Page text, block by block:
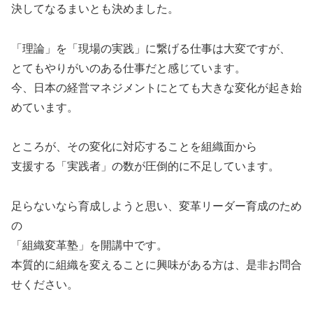
決してなるまいとも決めました。
「理論」を「現場の実践」に繋げる仕事は大変ですが、
とてもやりがいのある仕事だと感じています。
今、日本の経営マネジメントにとても大きな変化が起き始
めています。
ところが、その変化に対応することを組織面から
支援する「実践者」の数が圧倒的に不足しています。
足らないなら育成しようと思い、変革リーダー育成のため
の
「組織変革塾」を開講中です。
本質的に組織を変えることに興味がある方は、是非お問合
せください。